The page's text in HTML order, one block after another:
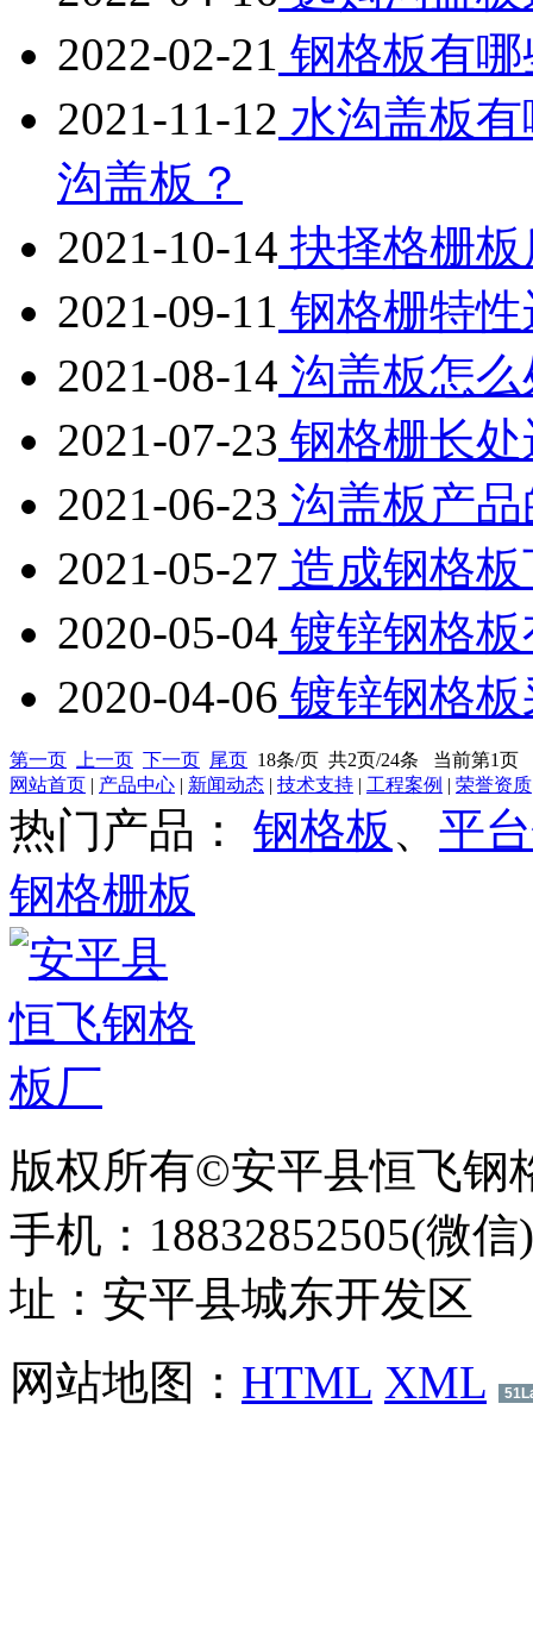
2022-02-21 钢格板有
2021-11-12 水沟盖板
沟盖板？
2021-10-14 抉择格栅
2021-09-11 钢格栅特
2021-08-14 沟盖板怎
2021-07-23 钢格栅长
2021-06-23 沟盖板产
2021-05-27 造成钢格
2020-05-04 镀锌钢格
2020-04-06 镀锌钢格
第一页 上一页 下一页 尾页 18条/页 共2页/24条 当前第1页
网站首页 | 产品中心 | 新闻动态 | 技术支持 | 工程案例 | 荣誉资质
热门产品： 钢格板 、 平
钢格栅板
版权所有©安平县恒飞钢
手机：18832852505(微
址：安平县城东开发区
网站地图： HTML XML